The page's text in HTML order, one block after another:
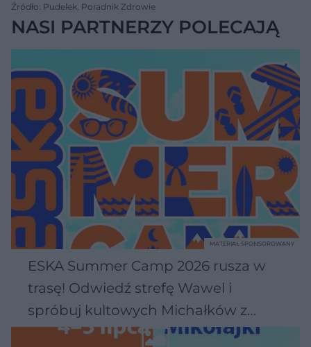
Źródło: Pudelek, Poradnik Zdrowie
NASI PARTNERZY POLECAJĄ
ESKA Summer Camp 2026 rusza w
trasę! Odwiedź strefę Wawel i
spróbuj kultowych Michałków z
Wawelu
MATERIAŁ SPONSOROWANY